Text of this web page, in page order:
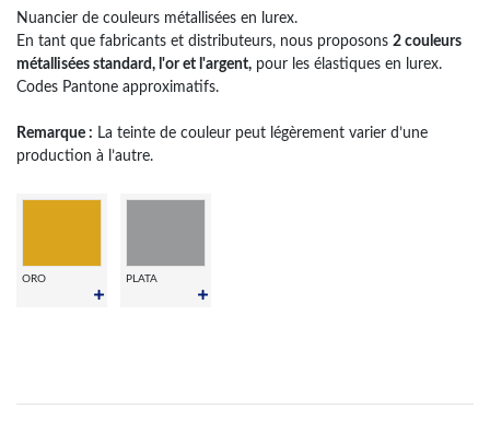
Nuancier de couleurs métallisées en lurex.
En tant que fabricants et distributeurs, nous proposons 2 couleurs
métallisées standard, l'or et l'argent, pour les élastiques en lurex.
Codes Pantone approximatifs.
Remarque : La teinte de couleur peut légèrement varier d’une
production à l’autre.
ORO PLATA